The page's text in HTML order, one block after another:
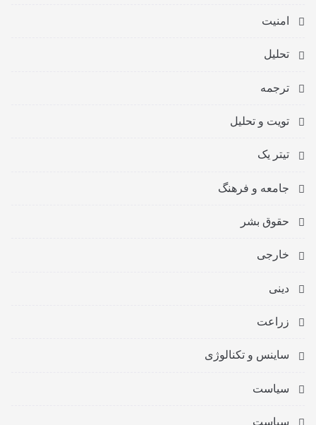
امنیت
تحلیل
ترجمه
تویت و تحلیل
تیتر یک
جامعه و فرهنگ
حقوق بشر
خارجی
دینی
زراعت
ساینس و تکنالوژی
سیاست
سیاست